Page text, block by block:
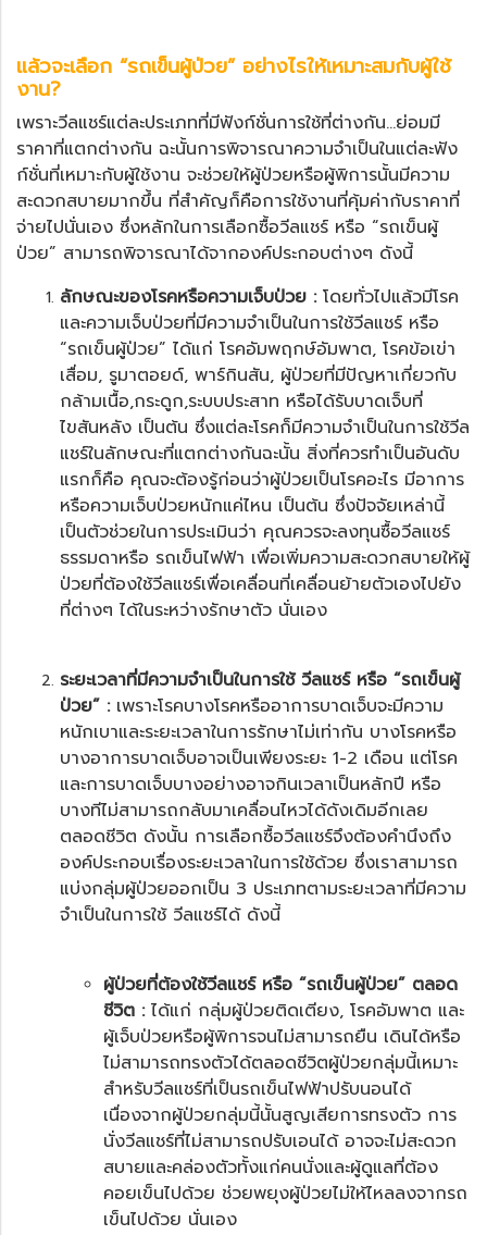
แล้วจะเลือก “รถเข็นผู้ป่วย” อย่างไรให้เหมาะสมกับผู้ใช้
งาน?
เพราะวีลแชร์แต่ละประเภทที่มีฟังก์ชั่นการใช้ที่ต่างกัน…ย่อมมี
ราคาที่แตกต่างกัน ฉะนั้นการพิจารณาความจำเป็นในแต่ละฟัง
ก์ชั่นที่เหมาะกับผู้ใช้งาน จะช่วยให้ผู้ป่วยหรือผู้พิการนั้นมีความ
สะดวกสบายมากขึ้น ที่สำคัญก็คือการใช้งานที่คุ้มค่ากับราคาที่
จ่ายไปนั่นเอง ซึ่งหลักในการเลือกซื้อวีลแชร์ หรือ “รถเข็นผู้
ป่วย” สามารถพิจารณาได้จากองค์ประกอบต่างๆ ดังนี้
ลักษณะของโรคหรือความเจ็บป่วย :โดยทั่วไปแล้วมีโรค
และความเจ็บป่วยที่มีความจำเป็นในการใช้วีลแชร์ หรือ
“รถเข็นผู้ป่วย” ได้แก่ โรคอัมพฤกษ์อัมพาต, โรคข้อเข่า
เสื่อม, รูมาตอยด์, พาร์กินสัน, ผู้ป่วยที่มีปัญหาเกี่ยวกับ
กล้ามเนื้อ,กระดูก,ระบบประสาท หรือได้รับบาดเจ็บที่
ไขสันหลัง เป็นต้น ซึ่งแต่ละโรคก็มีความจำเป็นในการใช้วีล
แชร์ในลักษณะที่แตกต่างกันฉะนั้น สิ่งที่ควรทำเป็นอันดับ
แรกก็คือ คุณจะต้องรู้ก่อนว่าผู้ป่วยเป็นโรคอะไร มีอาการ
หรือความเจ็บป่วยหนักแค่ไหน เป็นต้น ซึ่งปัจจัยเหล่านี้
เป็นตัวช่วยในการประเมินว่า คุณควรจะลงทุนซื้อวีลแชร์
ธรรมดาหรือ รถเข็นไฟฟ้า เพื่อเพิ่มความสะดวกสบายให้ผู้
ป่วยที่ต้องใช้วีลแชร์เพื่อเคลื่อนที่เคลื่อนย้ายตัวเองไปยัง
ที่ต่างๆ ได้ในระหว่างรักษาตัว นั่นเอง
ระยะเวลาที่มีความจำเป็นในการใช้ วีลแชร์ หรือ “รถเข็นผู้
ป่วย” :เพราะโรคบางโรคหรืออาการบาดเจ็บจะมีความ
หนักเบาและระยะเวลาในการรักษาไม่เท่ากัน บางโรคหรือ
บางอาการบาดเจ็บอาจเป็นเพียงระยะ 1-2 เดือน แต่โรค
และการบาดเจ็บบางอย่างอาจกินเวลาเป็นหลักปี หรือ
บางทีไม่สามารถกลับมาเคลื่อนไหวได้ดังเดิมอีกเลย
ตลอดชีวิต ดังนั้น การเลือกซื้อวีลแชร์จึงต้องคำนึงถึง
องค์ประกอบเรื่องระยะเวลาในการใช้ด้วย ซึ่งเราสามารถ
แบ่งกลุ่มผู้ป่วยออกเป็น 3 ประเภทตามระยะเวลาที่มีความ
จำเป็นในการใช้ วีลแชร์ได้ ดังนี้
ผู้ป่วยที่ต้องใช้วีลแชร์ หรือ “รถเข็นผู้ป่วย” ตลอด
ชีวิต :ได้แก่ กลุ่มผู้ป่วยติดเตียง, โรคอัมพาต และ
ผู้เจ็บป่วยหรือผู้พิการจนไม่สามารถยืน เดินได้หรือ
ไม่สามารถทรงตัวได้ตลอดชีวิตผู้ป่วยกลุ่มนี้เหมาะ
สำหรับวีลแชร์ที่เป็นรถเข็นไฟฟ้าปรับนอนได้
เนื่องจากผู้ป่วยกลุ่มนี้นั้นสูญเสียการทรงตัว การ
นั่งวีลแชร์ที่ไม่สามารถปรับเอนได้ อาจจะไม่สะดวก
สบายและคล่องตัวทั้งแก่คนนั่งและผู้ดูแลที่ต้อง
คอยเข็นไปด้วย ช่วยพยุงผู้ป่วยไม่ให้ไหลลงจากรถ
เข็นไปด้วย นั่นเอง